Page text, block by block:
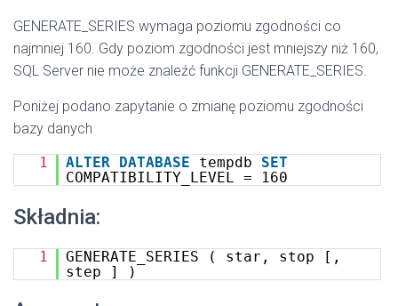
GENERATE_SERIES wymaga poziomu zgodności co
najmniej 160. Gdy poziom zgodności jest mniejszy niż 160,
SQL Server nie może znaleźć funkcji GENERATE_SERIES.
Poniżej podano zapytanie o zmianę poziomu zgodności
bazy danych
1
ALTER DATABASE tempdb SET
COMPATIBILITY_LEVEL = 160
Składnia:
1
GENERATE_SERIES ( star, stop [,
step ] )